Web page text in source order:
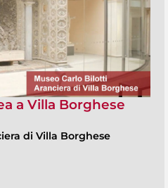
a Villa Borghese
di Villa Borghese